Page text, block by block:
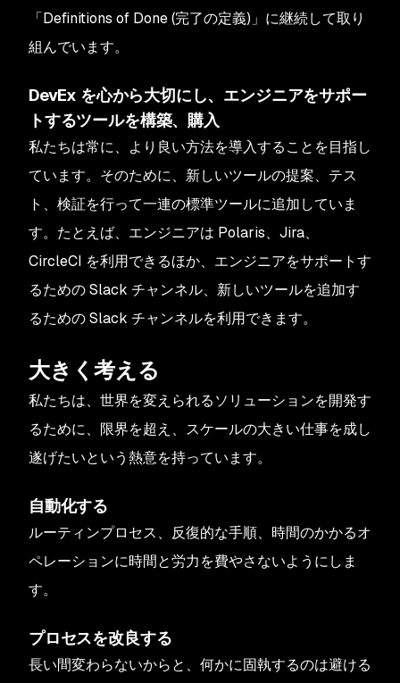
「Definitions of Done (完了の定義)」に継続して取り
組んでいます。
DevEx を心から大切にし、エンジニアをサポー
トするツールを構築、購入
私たちは常に、より良い方法を導入することを目指し
ています。そのために、新しいツールの提案、テス
ト、検証を行って一連の標準ツールに追加していま
す。たとえば、エンジニアは Polaris、Jira、
CircleCI を利用できるほか、エンジニアをサポートす
るための Slack チャンネル、新しいツールを追加す
るための Slack チャンネルを利用できます。
大きく考える
私たちは、世界を変えられるソリューションを開発す
るために、限界を超え、スケールの大きい仕事を成し
遂げたいという熱意を持っています。
自動化する
ルーティンプロセス、反復的な手順、時間のかかるオ
ペレーションに時間と労力を費やさないようにしま
す。
プロセスを改良する
長い間変わらないからと、何かに固執するのは避ける